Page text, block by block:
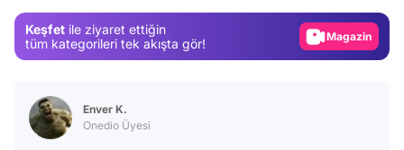
Keşfet ile ziyaret ettiğin
tüm kategorileri tek akışta gör!
Magazin
Enver K.
Onedio Üyesi